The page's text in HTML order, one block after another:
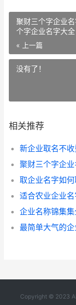
聚财三个字企业
个字企业名字大全
« 上一篇
没有了！
相关推荐
Copyright © 2023